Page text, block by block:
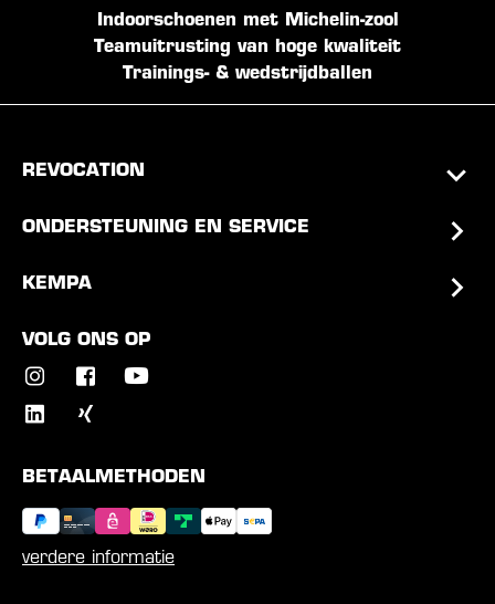
Indoorschoenen met Michelin-zool
Teamuitrusting van hoge kwaliteit
Trainings- & wedstrijdballen
REVOCATION
ONDERSTEUNING EN SERVICE
KEMPA
VOLG ONS OP
BETAALMETHODEN
verdere informatie